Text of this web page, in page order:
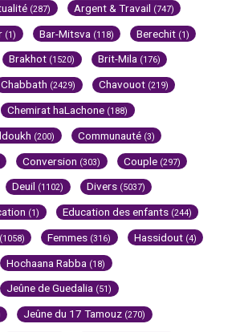
(287) Argent & Travail (747)
(1) Bar-Mitsva (118) Berechit (1)
Brakhot (1520) Brit-Mila (176)
Chabbath (2429) Chavouot (219)
Chemirat haLachone (188)
(200) Communauté (3)
Conversion (303) Couple (297)
Deuil (1102) Divers (5037)
(1) Education des enfants (244)
(1058) Femmes (316) Hassidout (4)
Hochaana Rabba (18)
Jeûne de Guedalia (51)
Jeûne du 17 Tamouz (270)